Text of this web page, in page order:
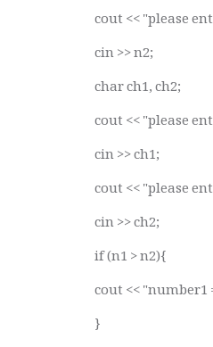
cout << "please
cin >> n2;
char ch1, ch2;
cout << "please
cin >> ch1;
cout << "please
cin >> ch2;
if (n1 > n2){
cout << "number1
}